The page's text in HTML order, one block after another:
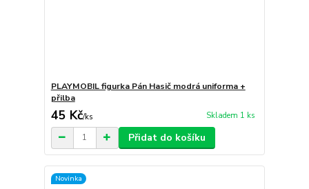
PLAYMOBIL figurka Pán Hasič modrá uniforma +
přilba
45 Kč/ks Skladem 1 ks
Přidat do košíku
Novinka